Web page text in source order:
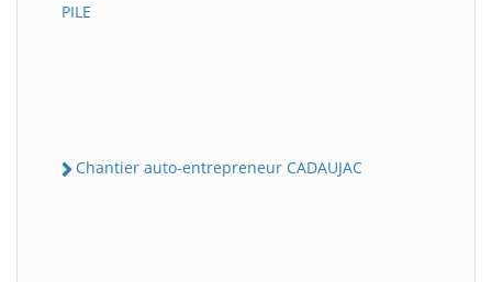
PILE
Chantier auto-entrepreneur CADAUJAC